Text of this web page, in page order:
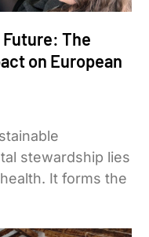
The
on European
stewardship lies
It forms the